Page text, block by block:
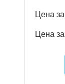
Цена
Цена